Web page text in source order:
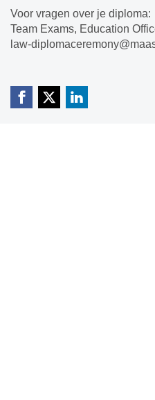
Voor vragen over je diploma:
Team Exams, Education
law-